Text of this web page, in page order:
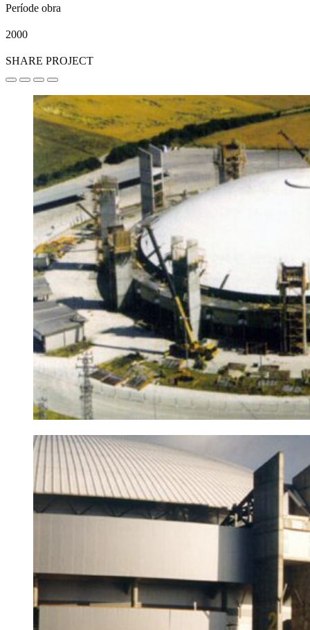
Període obra
2000
SHARE PROJECT